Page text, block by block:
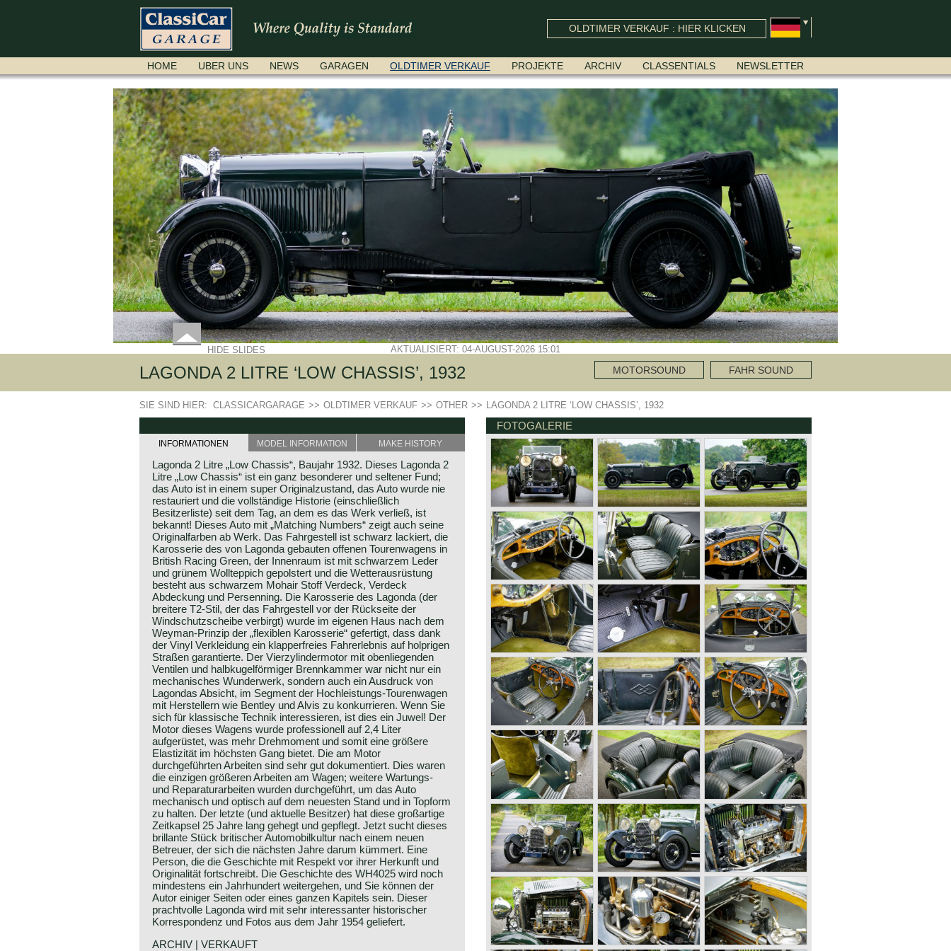
OLDTIMER VERKAUF : HIER KLICKEN
NAVIGATION
ÜBERSPRINGEN
HOME UBER UNS NEWS GARAGEN OLDTIMER VERKAUF PROJEKTE ARCHIV CLASSENTIALS NEWSLETTER
HIDE SLIDES AKTUALISIERT: 04-AUGUST-2026 15:01
LAGONDA 2 LITRE ‘LOW CHASSIS’, 1932 MOTORSOUND FAHR SOUND
SIE SIND HIER: CLASSICARGARAGE >> OLDTIMER VERKAUF >> OTHER >> LAGONDA 2 LITRE ‘LOW CHASSIS’, 1932
INFORMATIONEN MODEL INFORMATION MAKE HISTORY
Lagonda 2 Litre „Low Chassis“, Baujahr 1932. Dieses Lagonda 2
Litre „Low Chassis“ ist ein ganz besonderer und seltener Fund;
das Auto ist in einem super Originalzustand, das Auto wurde nie
restauriert und die vollständige Historie (einschließlich
Besitzerliste) seit dem Tag, an dem es das Werk verließ, ist
bekannt! Dieses Auto mit „Matching Numbers“ zeigt auch seine
Originalfarben ab Werk. Das Fahrgestell ist schwarz lackiert, die
Karosserie des von Lagonda gebauten offenen Tourenwagens in
British Racing Green, der Innenraum ist mit schwarzem Leder
und grünem Wollteppich gepolstert und die Wetterausrüstung
besteht aus schwarzem Mohair Stoff Verdeck, Verdeck
Abdeckung und Persenning. Die Karosserie des Lagonda (der
breitere T2-Stil, der das Fahrgestell vor der Rückseite der
Windschutzscheibe verbirgt) wurde im eigenen Haus nach dem
Weyman-Prinzip der „flexiblen Karosserie“ gefertigt, dass dank
der Vinyl Verkleidung ein klapperfreies Fahrerlebnis auf holprigen
Straßen garantierte. Der Vierzylindermotor mit obenliegenden
Ventilen und halbkugelförmiger Brennkammer war nicht nur ein
mechanisches Wunderwerk, sondern auch ein Ausdruck von
Lagondas Absicht, im Segment der Hochleistungs-Tourenwagen
mit Herstellern wie Bentley und Alvis zu konkurrieren. Wenn Sie
sich für klassische Technik interessieren, ist dies ein Juwel! Der
Motor dieses Wagens wurde professionell auf 2,4 Liter
aufgerüstet, was mehr Drehmoment und somit eine größere
Elastizität im höchsten Gang bietet. Die am Motor
durchgeführten Arbeiten sind sehr gut dokumentiert. Dies waren
die einzigen größeren Arbeiten am Wagen; weitere Wartungs-
und Reparaturarbeiten wurden durchgeführt, um das Auto
mechanisch und optisch auf dem neuesten Stand und in Topform
zu halten. Der letzte (und aktuelle Besitzer) hat diese großartige
Zeitkapsel 25 Jahre lang gehegt und gepflegt. Jetzt sucht dieses
brillante Stück britischer Automobilkultur nach einem neuen
Betreuer, der sich die nächsten Jahre darum kümmert. Eine
Person, die die Geschichte mit Respekt vor ihrer Herkunft und
Originalität fortschreibt. Die Geschichte des WH4025 wird noch
mindestens ein Jahrhundert weitergehen, und Sie können der
Autor einiger Seiten oder eines ganzen Kapitels sein. Dieser
prachtvolle Lagonda wird mit sehr interessanter historischer
Korrespondenz und Fotos aus dem Jahr 1954 geliefert.
ARCHIV | VERKAUFT
FOTOGALERIE